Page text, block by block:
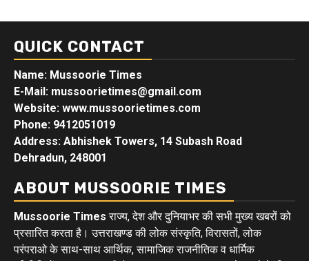
QUICK CONTACT
Name: Mussoorie Times
E-Mail: mussoorietimes@gmail.com
Website: www.mussoorietimes.com
Phone: 9412051019
Address: Abhishek Towers, 14 Subash Road
Dehradun, 248001
ABOUT MUSSOORIE TIMES
Mussoorie Times राज्य, देश और दुनियाभर की सभी मुख्य खबरों को
प्रसारित करता है। उत्तराखण्ड की लोक संस्कृति, विरासतों, लोक
परंपराओ के साथ-साथ आर्थिक, सामाजिक राजनीतिक व धार्मिक